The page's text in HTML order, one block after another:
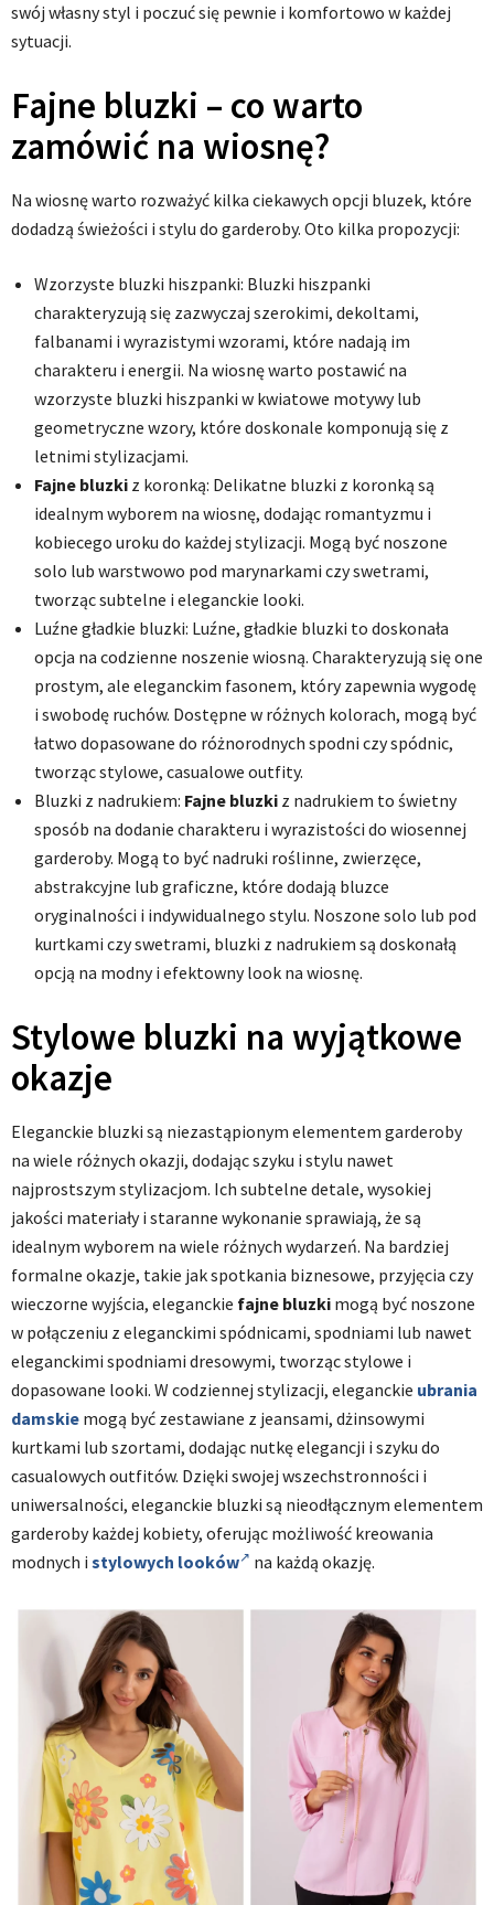
swój własny styl i poczuć się pewnie i komfortowo w każdej
sytuacji.
Fajne bluzki – co warto
zamówić na wiosnę?
Na wiosnę warto rozważyć kilka ciekawych opcji bluzek, które
dodadzą świeżości i stylu do garderoby. Oto kilka propozycji:
Wzorzyste bluzki hiszpanki: Bluzki hiszpanki
charakteryzują się zazwyczaj szerokimi, dekoltami,
falbanami i wyrazistymi wzorami, które nadają im
charakteru i energii. Na wiosnę warto postawić na
wzorzyste bluzki hiszpanki w kwiatowe motywy lub
geometryczne wzory, które doskonale komponują się z
letnimi stylizacjami.
Fajne bluzki z koronką: Delikatne bluzki z koronką są
idealnym wyborem na wiosnę, dodając romantyzmu i
kobiecego uroku do każdej stylizacji. Mogą być noszone
solo lub warstwowo pod marynarkami czy swetrami,
tworząc subtelne i eleganckie looki.
Luźne gładkie bluzki: Luźne, gładkie bluzki to doskonała
opcja na codzienne noszenie wiosną. Charakteryzują się one
prostym, ale eleganckim fasonem, który zapewnia wygodę
i swobodę ruchów. Dostępne w różnych kolorach, mogą być
łatwo dopasowane do różnorodnych spodni czy spódnic,
tworząc stylowe, casualowe outfity.
Bluzki z nadrukiem: Fajne bluzki z nadrukiem to świetny
sposób na dodanie charakteru i wyrazistości do wiosennej
garderoby. Mogą to być nadruki roślinne, zwierzęce,
abstrakcyjne lub graficzne, które dodają bluzce
oryginalności i indywidualnego stylu. Noszone solo lub pod
kurtkami czy swetrami, bluzki z nadrukiem są doskonałą
opcją na modny i efektowny look na wiosnę.
Stylowe bluzki na wyjątkowe
okazje
Eleganckie bluzki są niezastąpionym elementem garderoby
na wiele różnych okazji, dodając szyku i stylu nawet
najprostszym stylizacjom. Ich subtelne detale, wysokiej
jakości materiały i staranne wykonanie sprawiają, że są
idealnym wyborem na wiele różnych wydarzeń. Na bardziej
formalne okazje, takie jak spotkania biznesowe, przyjęcia czy
wieczorne wyjścia, eleganckie fajne bluzki mogą być noszone
w połączeniu z eleganckimi spódnicami, spodniami lub nawet
eleganckimi spodniami dresowymi, tworząc stylowe i
dopasowane looki. W codziennej stylizacji, eleganckie ubrania
damskie mogą być zestawiane z jeansami, dżinsowymi
kurtkami lub szortami, dodając nutkę elegancji i szyku do
casualowych outfitów. Dzięki swojej wszechstronności i
uniwersalności, eleganckie bluzki są nieodłącznym elementem
garderoby każdej kobiety, oferując możliwość kreowania
modnych i stylowych looków na każdą okazję.